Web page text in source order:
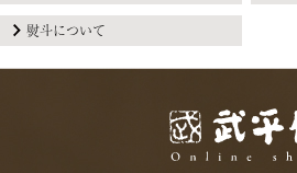
熨斗について